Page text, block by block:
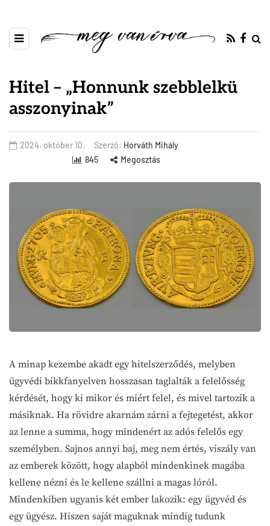
Hitel – „Honnunk szebblelkü
asszonyinak”
2024. október 10. Szerző: Horváth Mihály
845
Megosztás
A minap kezembe akadt egy hitelszerződés, melyben
ügyvédi bikkfanyelven hosszasan taglalták a felelősség
kérdését, hogy ki mikor és miért felel, és mivel tartozik a
másiknak. Ha rövidre akarnám zárni a fejtegetést, akkor
az lenne a summa, hogy mindenért az adós felelős egy
személyben. Sajnos annyi baj, meg nem értés, viszály van
az emberek között, hogy alapból mindenkinek magába
kellene nézni és le kellene szállni a magas lóról.
Mindenkiben ugyanis két ember lakozik: egy ügyvéd és
egy ügyész. Hiszen saját maguknak mindig tudunk